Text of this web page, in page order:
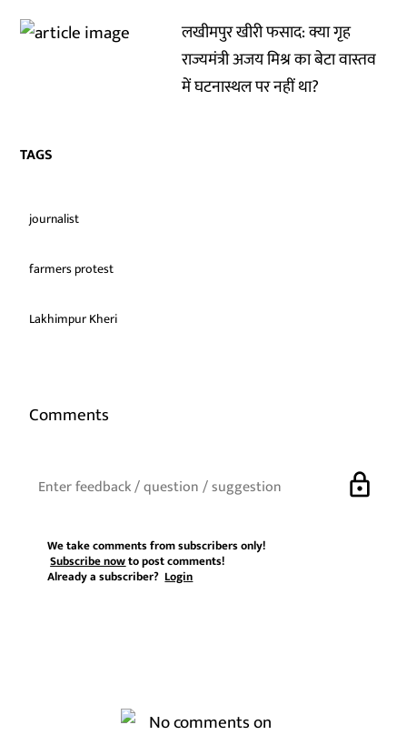
लखीमपुर खीरी फसाद: क्या गृह
राज्यमंत्री अजय मिश्र का बेटा वास्तव
में घटनास्थल पर नहीं था?
TAGS
journalist
farmers protest
Lakhimpur Kheri
Comments
lock
We take comments from subscribers only!
Subscribe nowto post comments!
Already a subscriber?Login